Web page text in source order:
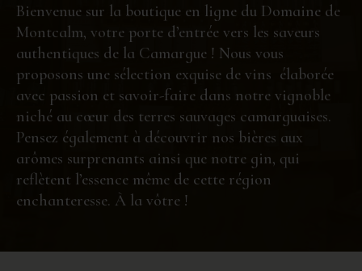
Bienvenue sur la boutique en ligne du Domaine de
Montcalm, votre porte d’entrée vers les saveurs
authentiques de la Camargue ! Nous vous
proposons une sélection exquise de vins élaborée
avec passion et savoir-faire dans notre vignoble
niché au cœur des terres sauvages camarguaises.
Pensez également à découvrir nos bières aux
arômes surprenants ainsi que notre gin, qui
reflètent l’essence même de cette région
enchanteresse. À la vôtre !